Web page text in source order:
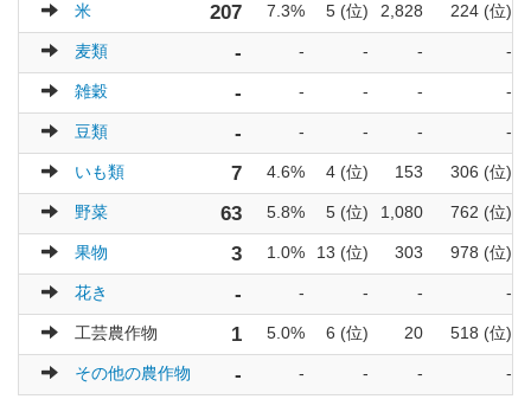
米 207 7.3% 5 (位) 2,828 224 (位)
麦類 - - - - -
雑穀 - - - - -
豆類 - - - - -
いも類 7 4.6% 4 (位) 153 306 (位)
野菜 63 5.8% 5 (位) 1,080 762 (位)
果物 3 1.0% 13 (位) 303 978 (位)
花き - - - - -
工芸農作物 1 5.0% 6 (位) 20 518 (位)
その他の農作物 - - - - -